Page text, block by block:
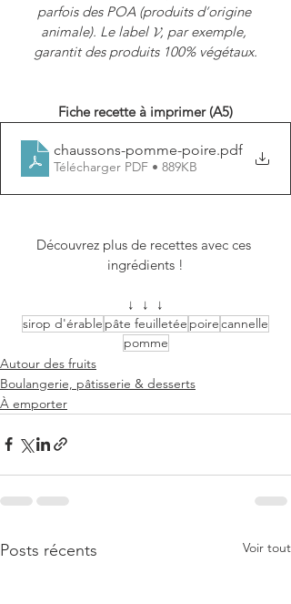
parfois des POA (produits d’origine
animale). Le label 𝓥, par exemple,
garantit des produits 100% végétaux.
Fiche recette à imprimer (A5)
chaussons-pomme-poire.pdf
Télécharger PDF • 889KB
Découvrez plus de recettes avec ces
ingrédients !
↓  ↓  ↓
sirop d'érable pâte feuilletée poirecannelle
pomme
Autour des fruits
Boulangerie, pâtisserie & desserts
À emporter
Posts récents Voir tout